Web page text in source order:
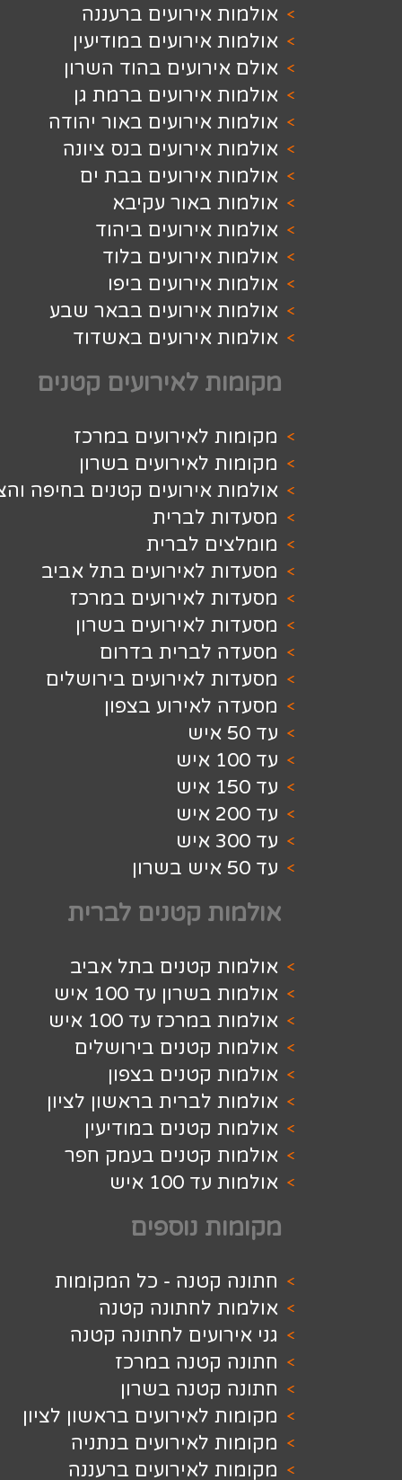
אירועים ברעננה
אירועים במודיעין
בהוד השרון
אירועים ברמת גן
אירועים באור יהודה
אירועים בנס ציונה
אירועים בבת ים
באור עקיבא
אירועים ביהוד
אירועים בלוד
אירועים ביפו
אירועים בבאר שבע
אירועים באשדוד
לאירועים קטנים
לאירועים במרכז
לאירועים בשרון
אירועים קטנים בחיפה והצפון
לאירועים בתל אביב
לאירועים במרכז
לאירועים בשרון
לברית בדרום
לאירועים בירושלים
בצפון
קטנים לברית
קטנים בתל אביב
קטנים בירושלים
קטנים בצפון
לברית בראשון לציון
קטנים במודיעין
קטנים בעמק חפר
קטנה - כל המקומות
לחתונה קטנה
לחתונה קטנה
קטנה במרכז
קטנה בשרון
לאירועים בראשון לציון
לאירועים בנתניה
לאירועים ברעננה